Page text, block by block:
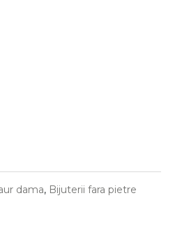
dama, Bijuterii fara pietre